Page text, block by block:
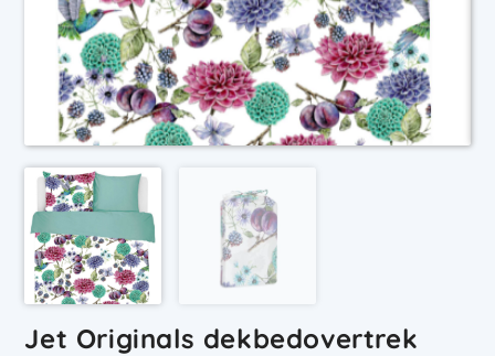
Jet Originals dekbedovertrek